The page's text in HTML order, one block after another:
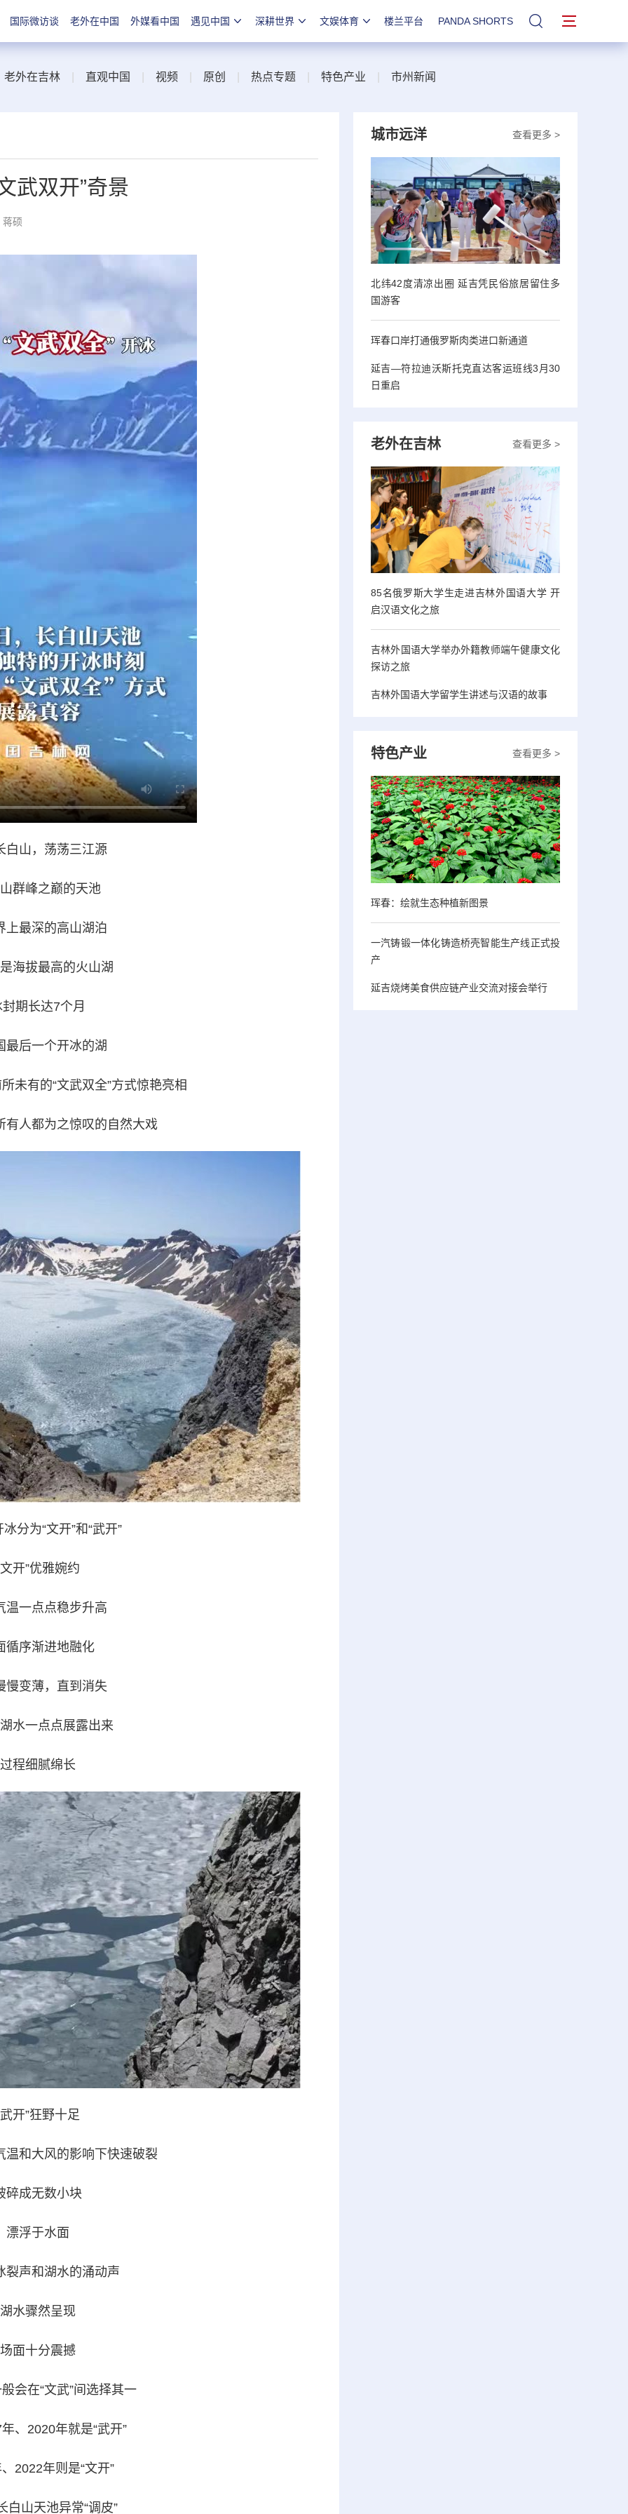
国际微访谈 老外在中国 外媒看中国 遇见中国 深耕世界 文娱体育 楼兰平台 PANDA SHORTS 站内搜索
老外在吉林 直观中国 视频 原创 热点专题 特色产业 市州新闻
武双开”奇景
蒋硕
白山，荡荡三江源
群峰之巅的天池
上最深的高山湖泊
海拔最高的火山湖
封期长达7个月
最后一个开冰的湖
未有的“文武双全”方式惊艳亮相
有人都为之惊叹的自然大戏
分为“文开”和“武开”
文开”优雅婉约
温一点点稳步升高
循序渐进地融化
慢变薄，直到消失
水一点点展露出来
过程细腻绵长
开”狂野十足
温和大风的影响下快速破裂
碎成无数小块
漂浮于水面
裂声和湖水的涌动声
湖水骤然呈现
场面十分震撼
会在“文武”间选择其一
、2020年就是“武开”
2022年则是“文开”
白山天池异常“调皮”
查看更多 >
城市远洋
北纬42度清凉出圈 延吉凭民俗旅居留住多
国游客
珲春口岸打通俄罗斯肉类进口新通道
延吉—符拉迪沃斯托克直达客运班线3月30
日重启
查看更多 >
老外在吉林
85名俄罗斯大学生走进吉林外国语大学 开
启汉语文化之旅
吉林外国语大学举办外籍教师端午健康文化
探访之旅
吉林外国语大学留学生讲述与汉语的故事
查看更多 >
特色产业
珲春：绘就生态种植新图景
一汽铸锻一体化铸造桥壳智能生产线正式投
产
延吉烧烤美食供应链产业交流对接会举行